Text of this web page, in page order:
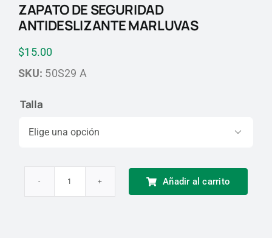
ZAPATO DE SEGURIDAD
ANTIDESLIZANTE MARLUVAS
$15.00
SKU: 50S29 A
Talla

Añadir al carrito